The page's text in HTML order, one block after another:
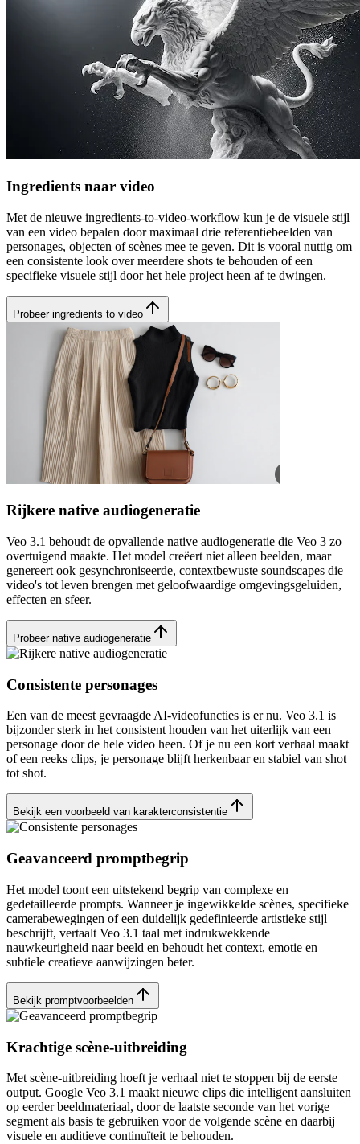
Ingredients naar video
Met de nieuwe ingredients-to-video-workflow kun je de visuele stijl
van een video bepalen door maximaal drie referentiebeelden van
personages, objecten of scènes mee te geven. Dit is vooral nuttig om
een consistente look over meerdere shots te behouden of een
specifieke visuele stijl door het hele project heen af te dwingen.
Probeer ingredients to video
Rijkere native audiogeneratie
Veo 3.1 behoudt de opvallende native audiogeneratie die Veo 3 zo
overtuigend maakte. Het model creëert niet alleen beelden, maar
genereert ook gesynchroniseerde, contextbewuste soundscapes die
video's tot leven brengen met geloofwaardige omgevingsgeluiden,
effecten en sfeer.
Probeer native audiogeneratie
Consistente personages
Een van de meest gevraagde AI-videofuncties is er nu. Veo 3.1 is
bijzonder sterk in het consistent houden van het uiterlijk van een
personage door de hele video heen. Of je nu een kort verhaal maakt
of een reeks clips, je personage blijft herkenbaar en stabiel van shot
tot shot.
Bekijk een voorbeeld van karakterconsistentie
Geavanceerd promptbegrip
Het model toont een uitstekend begrip van complexe en
gedetailleerde prompts. Wanneer je ingewikkelde scènes, specifieke
camerabewegingen of een duidelijk gedefinieerde artistieke stijl
beschrijft, vertaalt Veo 3.1 taal met indrukwekkende
nauwkeurigheid naar beeld en behoudt het context, emotie en
subtiele creatieve aanwijzingen beter.
Bekijk promptvoorbeelden
Krachtige scène-uitbreiding
Met scène-uitbreiding hoeft je verhaal niet te stoppen bij de eerste
output. Google Veo 3.1 maakt nieuwe clips die intelligent aansluiten
op eerder beeldmateriaal, door de laatste seconde van het vorige
segment als basis te gebruiken voor de volgende scène en daarbij
visuele en auditieve continuïteit te behouden.